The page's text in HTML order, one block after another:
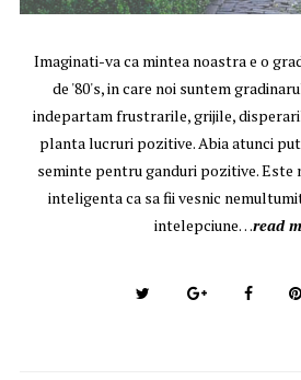
Imaginati-va ca mintea noastra e o
de '80's, in care noi suntem
indepartam frustrarile, grijile,
planta lucruri pozitive. Abia atunci
seminte pentru ganduri pozitive. Este
inteligenta ca sa fii vesnic
intelepciune…read